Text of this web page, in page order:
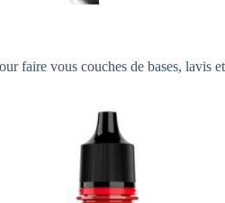
faire vous couches de bases, lavis